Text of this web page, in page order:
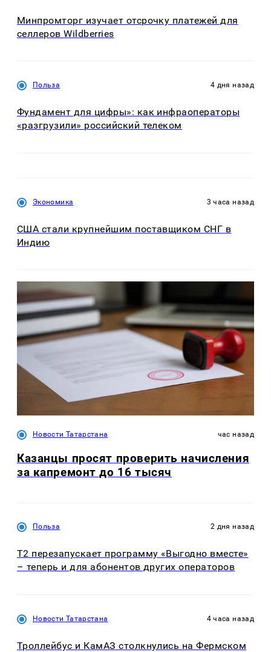
Минпромторг изучает отсрочку платежей для
селлеров Wildberries
Польза 4 дня назад
Фундамент для цифры»: как инфраоператоры
«разгрузили» российский телеком
Экономика 3 часа назад
США стали крупнейшим поставщиком СНГ в
Индию
Новости Татарстана час назад
Казанцы просят проверить начисления
за капремонт до 16 тысяч
Польза 2 дня назад
Т2 перезапускает программу «Выгодно вместе»
– теперь и для абонентов других операторов
Новости Татарстана 4 часа назад
Троллейбус и КамАЗ столкнулись на Фермском